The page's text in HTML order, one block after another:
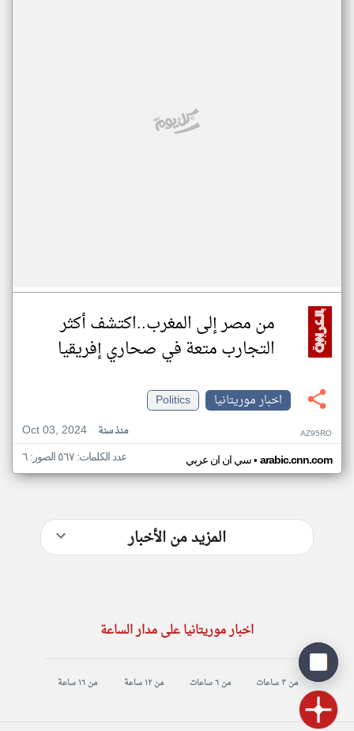
من مصر إلى المغرب..اكتشف أكثر
التجارب متعة في صحاري إفريقيا
اخبار موريتانيا
Politics
Oct 03, 2024
منذ سنة AZ95RO
سي ان ان عربي• arabic.cnn.com عدد الكلمات: ٥٦٧ الصور: ٦
المزيد من الأخبار
اخبار موريتانيا على مدار الساعة
من ٣ ساعات من ٦ ساعات من ١٢ ساعة من ١٦ ساعة